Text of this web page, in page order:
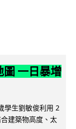
圖 一日暴增
學生劉敏俊利用 2
建築物高度、太